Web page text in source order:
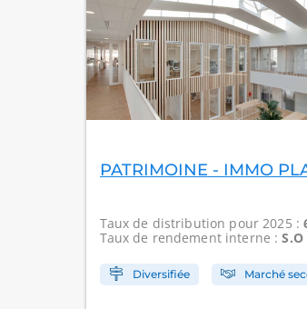
PATRIMOINE - IMMO
Taux de distribution pour 2025 :
Taux de rendement interne :S.O
Diversifiée Marché